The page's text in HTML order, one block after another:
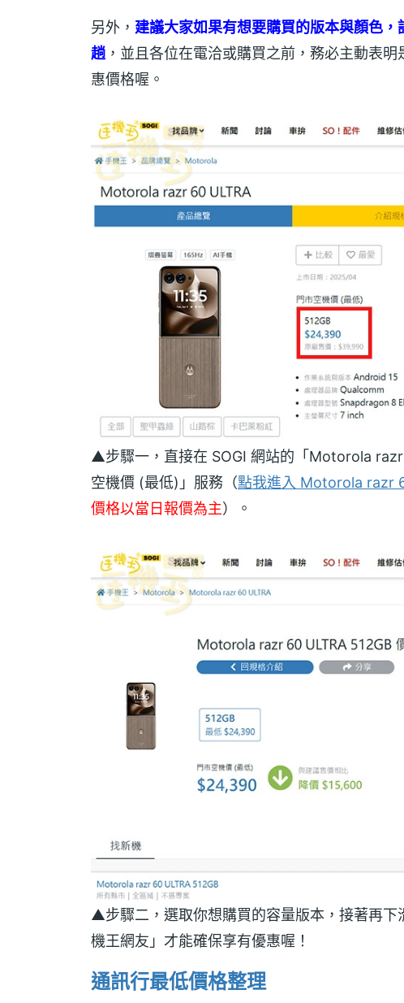
另外， 建議大家如果有想要購買的版本與顏色
趟 ，並且各位在電洽或購買之前，務必主動表
惠價格喔。
▲步驟一，直接在 SOGI 網站的「Motorola
空機價 (最低)」服務（點我進入 Motorola razr
價格以當日報價為主）。
▲步驟二，選取你想購買的容量版本，接著再下
機王網友」才能確保享有優惠喔！
通訊行最低價格整理